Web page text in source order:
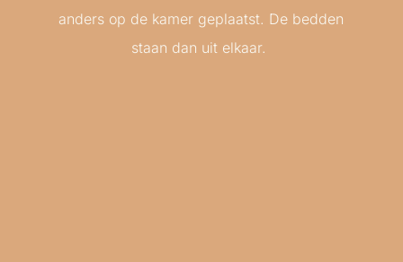
anders op de kamer geplaatst. De bedden
staan dan uit elkaar.